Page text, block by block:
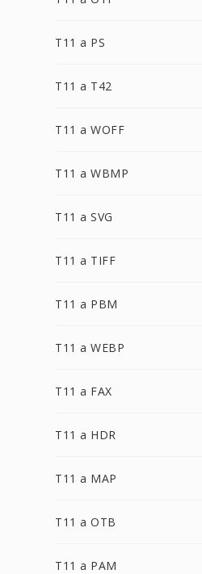
T11 a PS
T11 a T42
T11 a WOFF
T11 a WBMP
T11 a SVG
T11 a TIFF
T11 a PBM
T11 a WEBP
T11 a FAX
T11 a HDR
T11 a MAP
T11 a OTB
T11 a PAM